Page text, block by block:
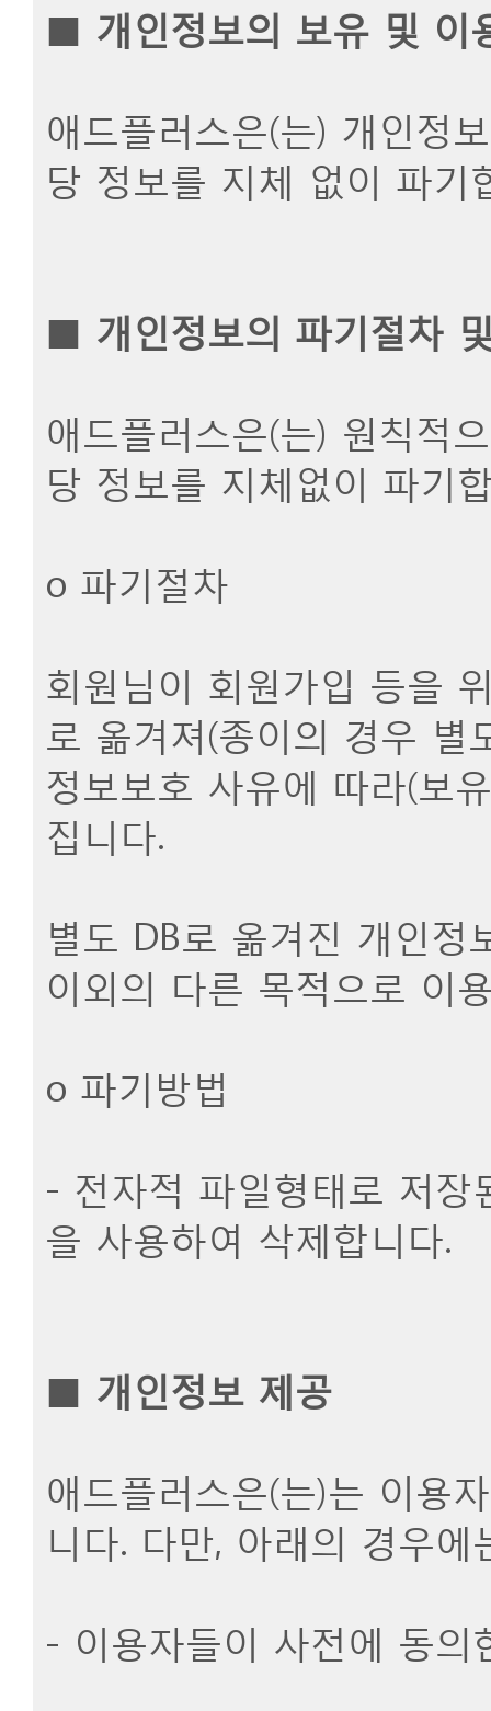
■ 개인정보의 보유 및 이
애드플러스은(는) 개인정
당 정보를 지체 없이 파기
■ 개인정보의 파기절차
애드플러스은(는) 원칙적
당 정보를 지체없이 파기
ο 파기절차
회원님이 회원가입 등을
로 옮겨져(종이의 경우
정보보호 사유에 따라(보
집니다.
별도 DB로 옮겨진 개인
이외의 다른 목적으로 이
ο 파기방법
- 전자적 파일형태로 저
을 사용하여 삭제합니다.
■ 개인정보 제공
애드플러스은(는)는 이용
니다. 다만, 아래의 경우
- 이용자들이 사전에 동의